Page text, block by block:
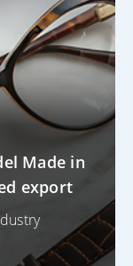
Made in
export